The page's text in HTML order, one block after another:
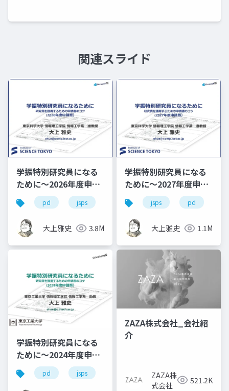
関連スライド
学振特別研究員になる
ために～2026年度申請
版
pd jsps 学振 dc1 dc2
大上雅史 3.8M
学振特別研究員になる
ために～2027年度申請
版
jsps pd
大上雅史 1.1M
学振特別研究員になる
ために～2024年度申請
版
pd jsps dc1
ZAZA株式会社_会社紹
介
ZAZA株
式会社
521.2K